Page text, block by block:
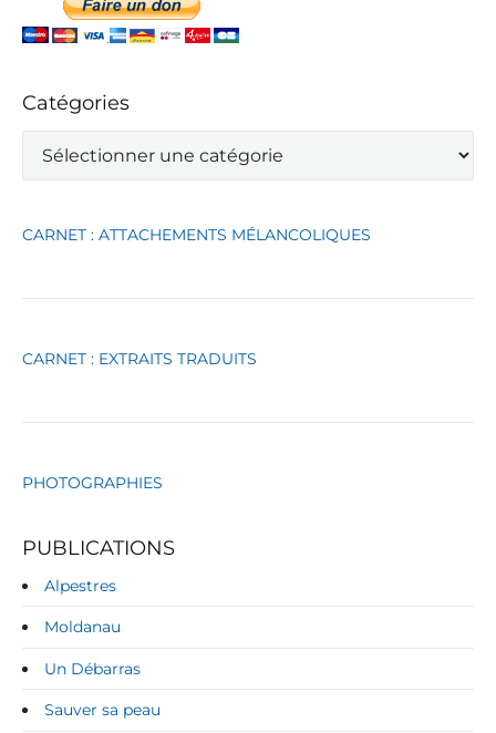
Catégories
t
o
CARNET : ATTACHEMENTS MÉLANCOLIQUES
CARNET : EXTRAITS TRADUITS
PHOTOGRAPHIES
PUBLICATIONS
Alpestres
Moldanau
Un Débarras
Sauver sa peau